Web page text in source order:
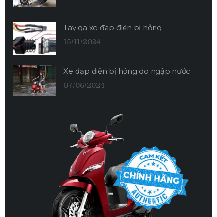
Tay ga xe đạp điện bị hỏng
15/11/2024
Xe đạp điện bị hỏng do ngập nước
07/06/2024